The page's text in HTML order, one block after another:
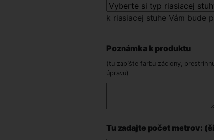
k riasiacej stuhe Vám bude
Poznámka k produktu
(tu zapíšte farbu záclony,
úpravu)
Tu zadajte počet metrov: